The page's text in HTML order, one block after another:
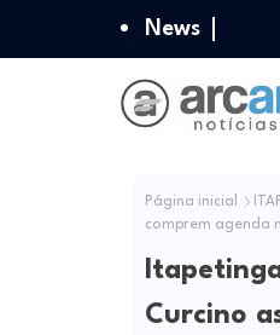
News
Página inicial
comprem agenda
Curcino